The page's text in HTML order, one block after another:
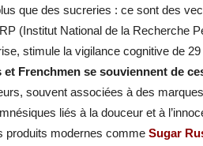
que des sucreries : ce sont des
(Institut National de la Recherche
stimule la vigilance cognitive de 29
Frenchmen se souviennent de
souvent associées à des
liés à la douceur et à
produits modernes comme Sugar